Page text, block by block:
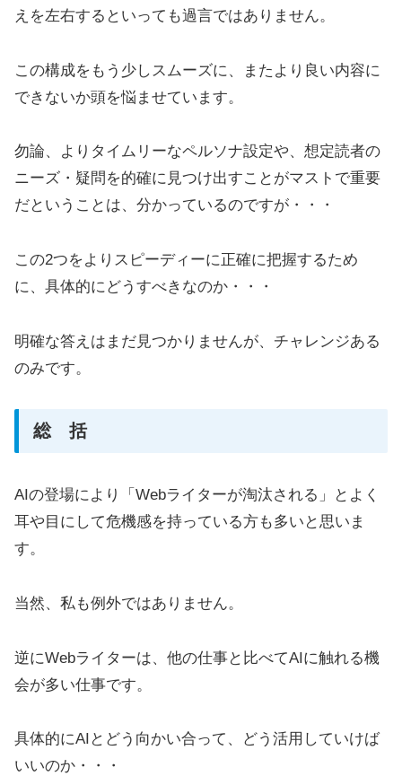
えを左右するといっても過言ではありません。
この構成をもう少しスムーズに、またより良い内容に
できないか頭を悩ませています。
勿論、よりタイムリーなペルソナ設定や、想定読者の
ニーズ・疑問を的確に見つけ出すことがマストで重要
だということは、分かっているのですが・・・
この2つをよりスピーディーに正確に把握するため
に、具体的にどうすべきなのか・・・
明確な答えはまだ見つかりませんが、チャレンジある
のみです。
総 括
AIの登場により「Webライターが淘汰される」とよく
耳や目にして危機感を持っている方も多いと思いま
す。
当然、私も例外ではありません。
逆にWebライターは、他の仕事と比べてAIに触れる機
会が多い仕事です。
具体的にAIとどう向かい合って、どう活用していけば
いいのか・・・